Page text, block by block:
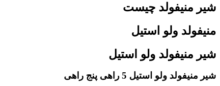
شیر منیفولد چیست
منیفولد ولو استیل
شیر منیفولد ولو استیل
شیر منیفولد ولو استیل 5 راهی پنج راهی